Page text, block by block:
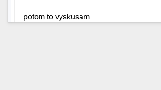
potom to vyskusam